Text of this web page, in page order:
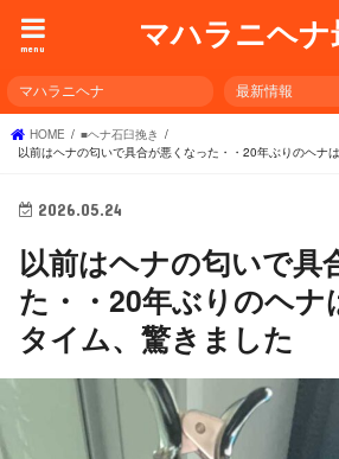
マハラニヘナ
menu
マハラニヘナ 最新情報
HOME
■ヘナ石臼挽き
以前はヘナの匂いで具合が悪くなった・・20年ぶりのヘナ
2026.05.24
以前はヘナの匂いで具
た・・20年ぶりのヘナ
タイム、驚きました